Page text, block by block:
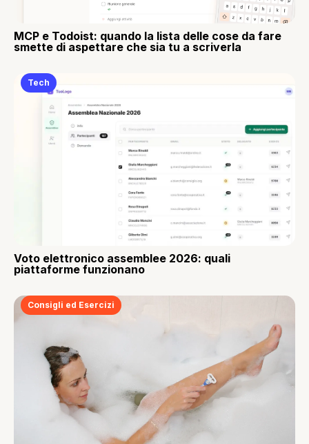
MCP e Todoist: quando la lista delle cose da fare
smette di aspettare che sia tu a scriverla
Tech
Voto elettronico assemblee 2026: quali
piattaforme funzionano
Consigli ed Esercizi